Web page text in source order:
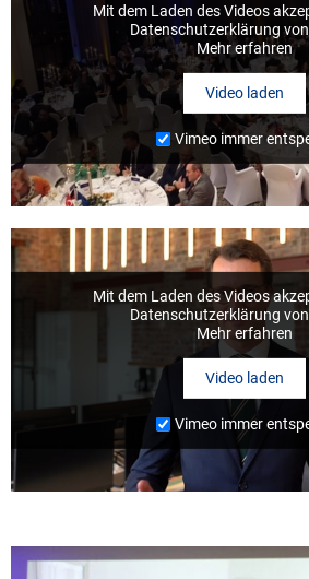
Mit dem Laden des Videos
Datenschutzerklärung
Mehr erfahren
Video laden
Vimeo immer
Mit dem Laden des Videos
Datenschutzerklärung
Mehr erfahren
Video laden
Vimeo immer